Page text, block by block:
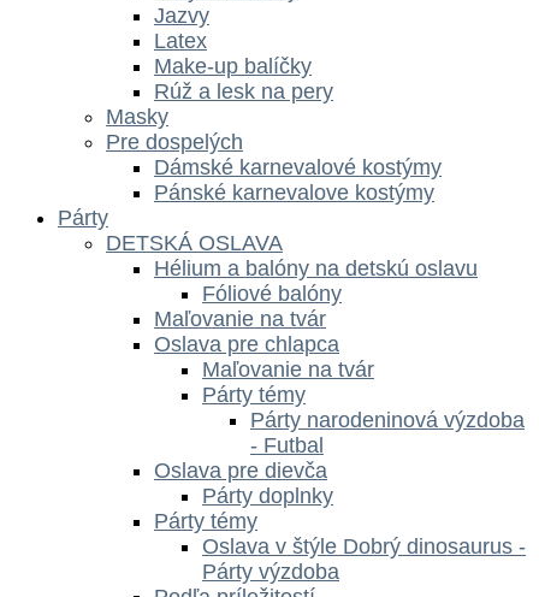
Jazvy
Latex
Make-up balíčky
Rúž a lesk na pery
Masky
Pre dospelých
Dámské karnevalové kostýmy
Pánské karnevalove kostýmy
Párty
DETSKÁ OSLAVA
Hélium a balóny na detskú oslavu
Fóliové balóny
Maľovanie na tvár
Oslava pre chlapca
Maľovanie na tvár
Párty témy
Párty narodeninová výzdoba
- Futbal
Oslava pre dievča
Párty doplnky
Párty témy
Oslava v štýle Dobrý dinosaurus -
Párty výzdoba